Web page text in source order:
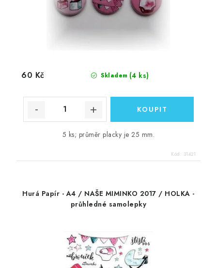
Skladem (4 ks)
60 Kč
5 ks; průměr placky je 25 mm.
Kód: 31421
Hurá Papír - A4 / NAŠE MIMINKO 2017 / HOLKA -
průhledné samolepky